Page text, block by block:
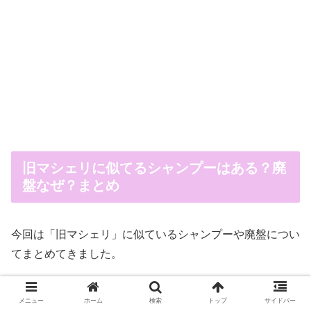
旧マシェリに似てるシャンプーはある？廃
盤なぜ？まとめ
今回は「旧マシェリ」に似ているシャンプーや廃盤につい
てまとめてきました。
「マシェリ」自体はリニューアルされただけで、ドラッグ
メニュー ホーム 検索 トップ サイドバー